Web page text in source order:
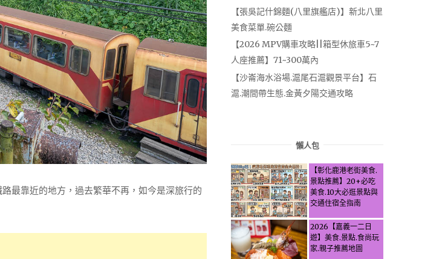
最靠近的地方，過去繁華不再，如今是深旅行的
【張吳記什錦麵(八里旗艦店)】新北八里
美食菜單.碗公麵
【2026 MPV購車攻略||箱型休旅車5~7
人座推薦】71~300萬內
【沙崙海水浴場.滬尾石滬觀景平台】石
滬.潮間帶生態.金黃夕陽交通攻略
懶人包
【彰化鹿港老街美食.
景點推薦】20+必吃
美食.10大必逛景點與
交通住宿全指南
2026【嘉義一二日
遊】美食.景點.食尚玩
家.親子推薦地圖